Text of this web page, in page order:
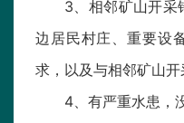
3、相邻矿山开采
边居民村庄、重要设
求，以及与相邻矿山开
4、有严重水患，